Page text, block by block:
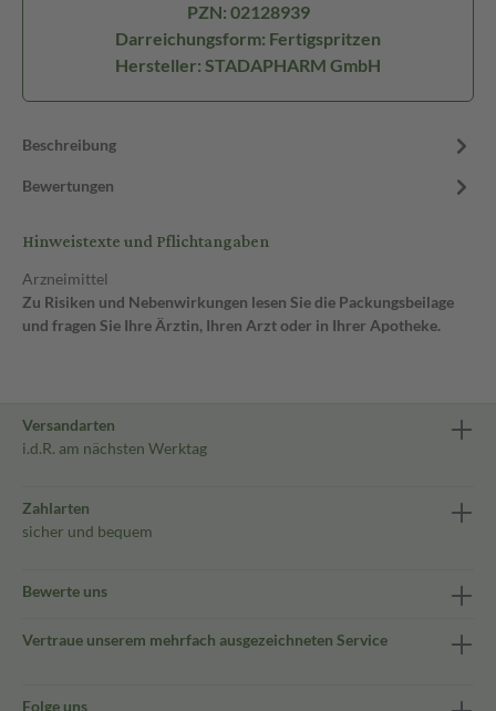
PZN: 02128939
Darreichungsform: Fertigspritzen
Hersteller: STADAPHARM GmbH
Beschreibung
Bewertungen
Hinweistexte und Pflichtangaben
Arzneimittel
Zu Risiken und Nebenwirkungen lesen Sie die Packungsbeilage
und fragen Sie Ihre Ärztin, Ihren Arzt oder in Ihrer Apotheke.
Versandarten
i.d.R. am nächsten Werktag
Zahlarten
sicher und bequem
Bewerte uns
Vertraue unserem mehrfach ausgezeichneten Service
Folge uns